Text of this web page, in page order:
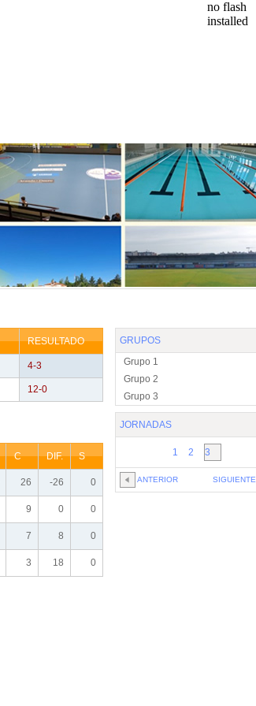
Enviar | Imprimir
CALENDARIO DE COMPETICIONESQUE QUIERES VER:
DESDE HASTA
no flash
installed
RESULTADO
4-3
12-0
C DIF. S
26 -26 0
9 0 0
7 8 0
3 18 0
GRUPOS
Grupo 1
Grupo 2
Grupo 3
JORNADAS
1 2 3
ANTERIOR SIGUIENTE